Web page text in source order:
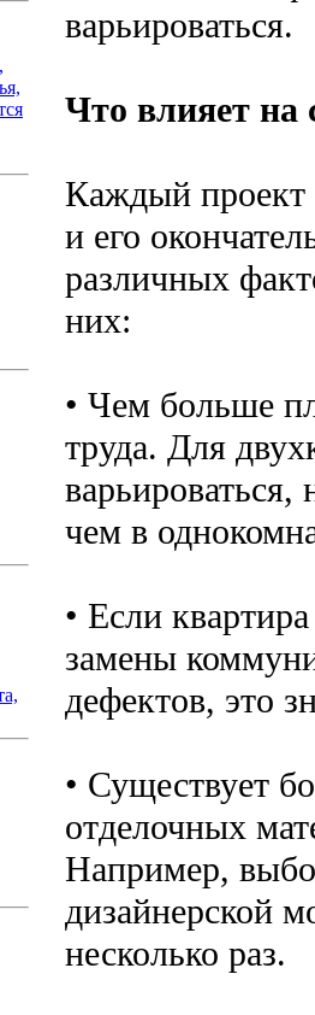
варьироваться.
Что влияет на
Каждый проект
и его
различных
них:
• Чем больше
труда. Для
чем в
• Если
замены
дефектов, это
• Существует
отделочных
Например,
дизайнерской
несколько раз.